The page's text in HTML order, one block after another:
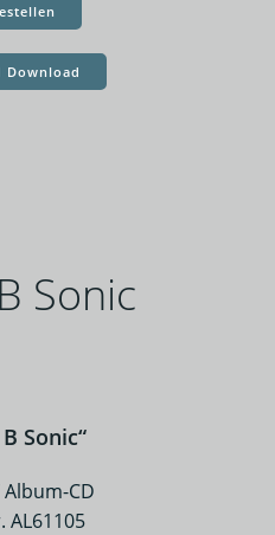
Download
Sonic
Sonic“
CD
AL61105